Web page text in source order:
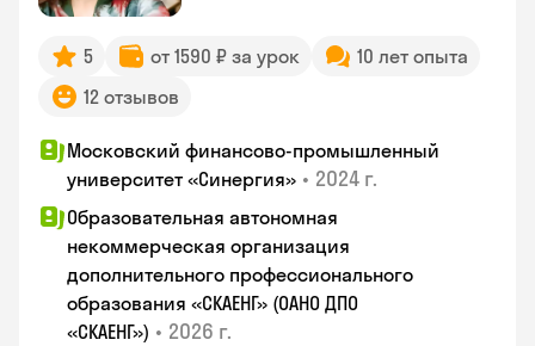
5 от 1590 ₽ за урок
10 лет опыта
12 отзывов
Московский финансово-промышленный
университет «Синергия» • 2024 г.
Образовательная автономная
некоммерческая организация
дополнительного профессионального
образования «СКАЕНГ» (ОАНО ДПО
«СКАЕНГ») • 2026 г.